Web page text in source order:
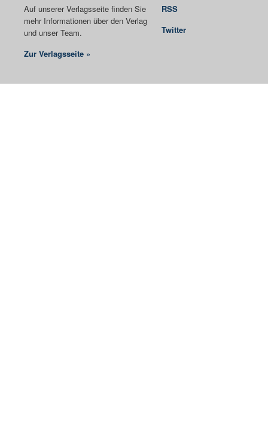
Auf unserer Verlagsseite finden Sie
mehr Informationen über den Verlag
und unser Team.
Zur Verlagsseite »
RSS
Twitter